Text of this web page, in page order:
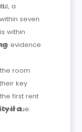
a
seven
within
evidence
room
key
first rent
if a